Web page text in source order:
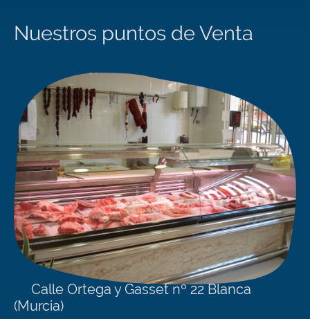
Nuestros puntos de Venta
Calle Ortega y Gasset nº 22 Blanca
(Murcia)